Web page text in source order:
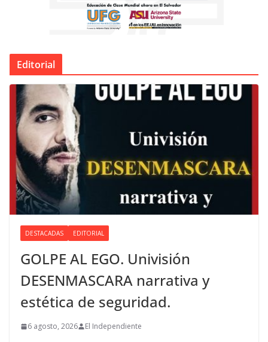
Editorial
DESTACADAS EDITORIAL
GOLPE AL EGO. Univisión
DESENMASCARA narrativa y
estética de seguridad.
6 agosto, 2026 El Independiente